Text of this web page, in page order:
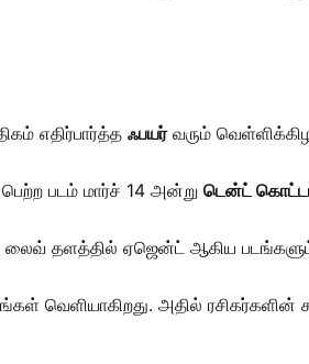
எதிர்பார்த்த ஃபயர்வரும்
படம் மார்ச் 14 அன்று டென்ட்
தளத்தில் ஏஜென்ட் ஆகிய
வெளியாகிறது. அதில்